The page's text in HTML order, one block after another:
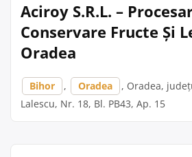
Aciroy S.R.L. –
Conservare Fructe Și
Oradea
Bihor , Oradea
, Oradea,
Lalescu, Nr. 18, Bl. PB43, Ap. 15